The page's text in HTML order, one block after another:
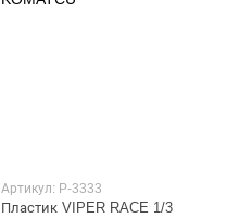
Артикул: P-3333
Пластик VIPER RACE 1/3